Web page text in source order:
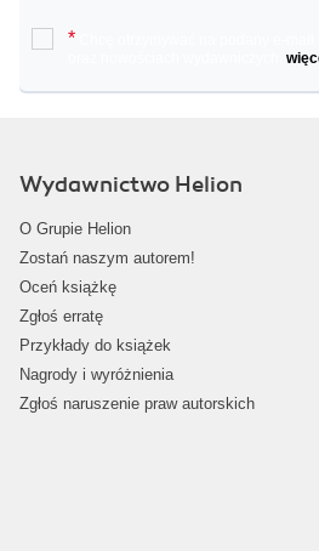
*
Wydawnictwo Helion
O Grupie Helion
Zostań naszym autorem!
Oceń książkę
Zgłoś erratę
Przykłady do książek
Nagrody i wyróżnienia
Zgłoś naruszenie praw autorskich